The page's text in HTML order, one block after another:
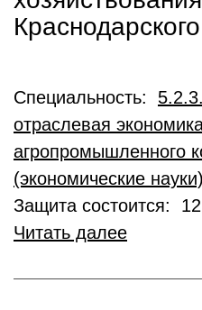
Специальность:
отраслевая
агропромышленного
(экономические науки)
Защита состоится:
Читать далее